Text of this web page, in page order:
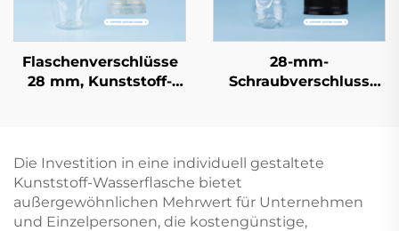
Flaschenverschlüsse
28 mm, Kunststoff-
Direkt vom Hersteller
28-mm-
Schraubverschluss
Großhandel für
Verschlüsse von
kohlensäurehaltigen
Getränken
Die Investition in eine individuell gestaltete
Kunststoff-Wasserflasche bietet
außergewöhnlichen Mehrwert für Unternehmen
und Einzelpersonen, die kostengünstige,